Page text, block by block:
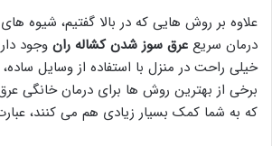
علاوه بر روش هایی که در بالا گفتیم، شیوه
درمان سریع عرق سوز شدن کشاله ران وجود
خیلی راحت در منزل با استفاده از وسایل ساده،
برخی از بهترین روش ها برای درمان خانگی
که به شما کمک بسیار زیادی هم می کنند،